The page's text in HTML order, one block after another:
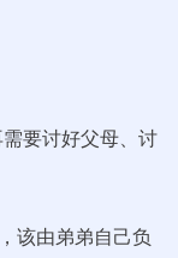
要讨好父母、讨
该由弟弟自己负